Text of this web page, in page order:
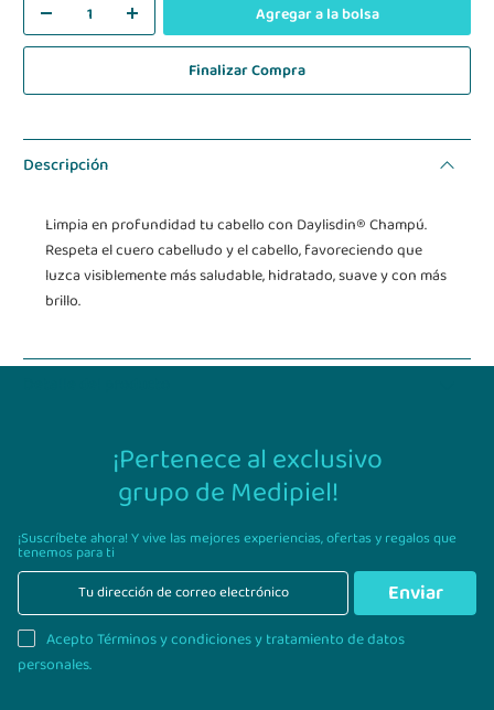
Agregar a la bolsa
Finalizar Compra
Descripción
Limpia en profundidad tu cabello con Daylisdin® Champú.
Respeta el cuero cabelludo y el cabello, favoreciendo que
luzca visiblemente más saludable, hidratado, suave y con más
brillo.
¡Pertenece al exclusivo
grupo de Medipiel!
¡Suscríbete ahora! Y vive las mejores experiencias,ofertas y regalos que
tenemos para ti
Enviar
Acepto Términos y condiciones y tratamiento de datos
personales.